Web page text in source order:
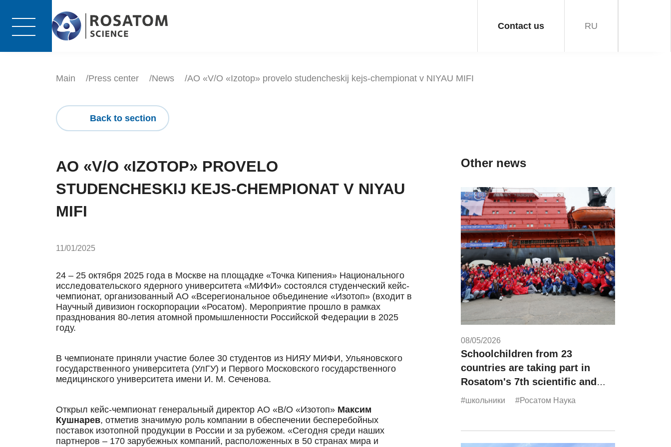
Contact us RU
Main Press center News AO «V/O «Izotop» provelo studencheskij kejs-chempionat v NIYAU MIFI
Back to section
AO «V/O «IZOTOP» PROVELO
STUDENCHESKIJ KEJS-CHEMPIONAT V NIYAU
MIFI
11/01/2025
24 – 25 октября 2025 года в Москве на площадке «Точка Кипения» Национального
исследовательского ядерного университета «МИФИ» состоялся студенческий кейс-
чемпионат, организованный АО «Всерегиональное объединение «Изотоп» (входит в
Научный дивизион госкорпорации «Росатом). Мероприятие прошло в рамках
празднования 80-летия атомной промышленности Российской Федерации в 2025
году.
В чемпионате приняли участие более 30 студентов из НИЯУ МИФИ, Ульяновского
государственного университета (УлГУ) и Первого Московского государственного
медицинского университета имени И. М. Сеченова.
Открыл кейс-чемпионат генеральный директор АО «В/О «Изотоп» Максим
Кушнарев, отметив значимую роль компании в обеспечении бесперебойных
поставок изотопной продукции в России и за рубежом. «Сегодня среди наших
партнеров – 170 зарубежных компаний, расположенных в 50 странах мира и
Other news
08/05/2026
Schoolchildren from 23
countries are taking part in
Rosatom's 7th scientific and
educational expedition,
#школьники #Росатом Наука